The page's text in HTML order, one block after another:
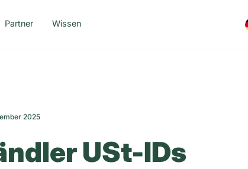
Partner Wissen
2025
USt-IDs